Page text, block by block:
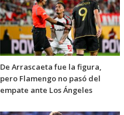
De Arrascaeta fue la figura,
pero Flamengo no pasó del
empate ante Los Ángeles